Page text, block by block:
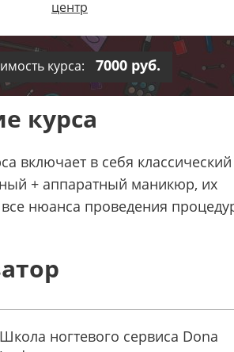
центр
курса: 7000 руб.
курса
включает в себя
+ аппаратный маникюр, их
нюанса проведения
Школа ногтевого сервиса Dona